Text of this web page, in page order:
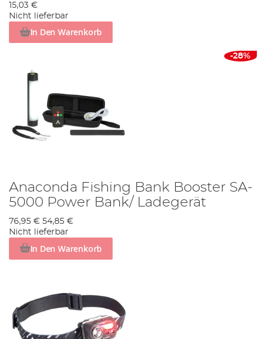
15,03 €
Nicht lieferbar
In Den Warenkorb
-28%
Anaconda Fishing Bank Booster SA-
5000 Power Bank/ Ladegerät
76,95 € 54,85 €
Nicht lieferbar
In Den Warenkorb